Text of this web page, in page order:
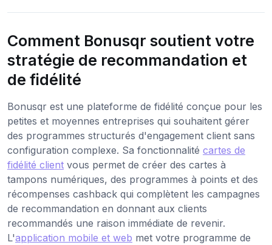
Comment Bonusqr soutient votre
stratégie de recommandation et
de fidélité
Bonusqr est une plateforme de fidélité conçue pour les
petites et moyennes entreprises qui souhaitent gérer
des programmes structurés d'engagement client sans
configuration complexe. Sa fonctionnalité cartes de
fidélité client vous permet de créer des cartes à
tampons numériques, des programmes à points et des
récompenses cashback qui complètent les campagnes
de recommandation en donnant aux clients
recommandés une raison immédiate de revenir.
L'application mobile et web met votre programme de